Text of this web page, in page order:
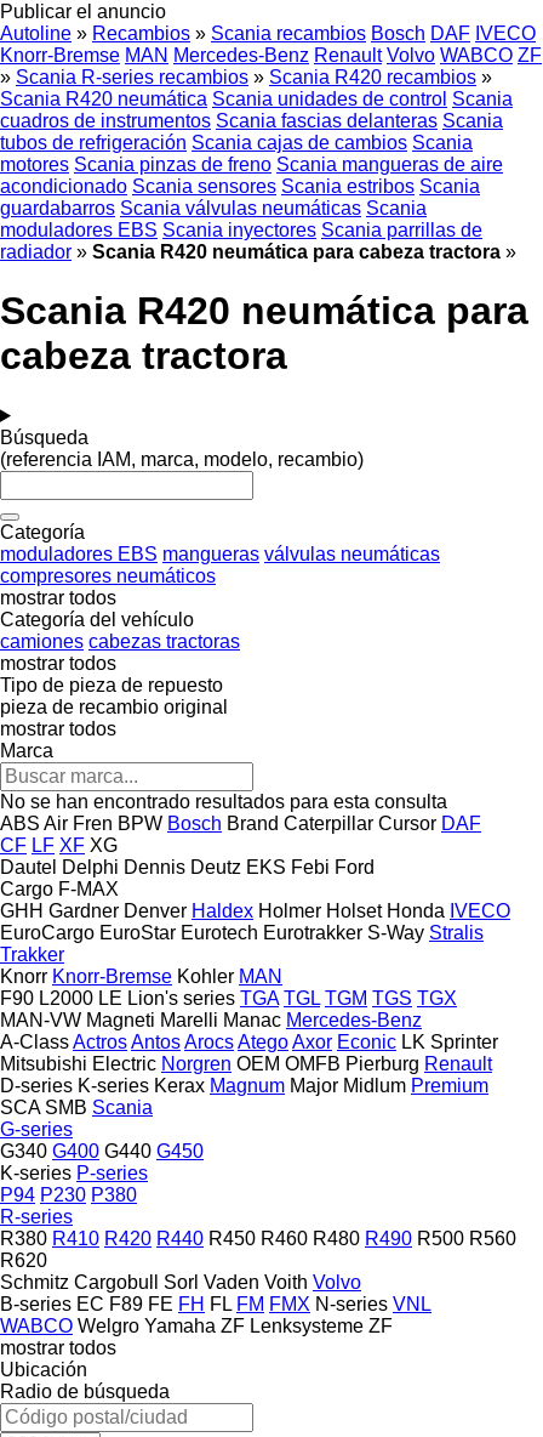
Publicar el anuncio
Autoline » Recambios » Scania recambios Bosch DAF IVECO
Knorr-Bremse MAN Mercedes-Benz Renault Volvo WABCO ZF
» Scania R-series recambios » Scania R420 recambios »
Scania R420 neumática Scania unidades de control Scania
cuadros de instrumentos Scania fascias delanteras Scania
tubos de refrigeración Scania cajas de cambios Scania
motores Scania pinzas de freno Scania mangueras de aire
acondicionado Scania sensores Scania estribos Scania
guardabarros Scania válvulas neumáticas Scania
moduladores EBS Scania inyectores Scania parrillas de
radiador » Scania R420 neumática para cabeza tractora »
Scania R420 neumática para
cabeza tractora
Búsqueda
(referencia IAM, marca, modelo, recambio)
Categoría
moduladores EBS mangueras válvulas neumáticas
compresores neumáticos
mostrar todos
Categoría del vehículo
camiones cabezas tractoras
mostrar todos
Tipo de pieza de repuesto
pieza de recambio original
mostrar todos
Marca
No se han encontrado resultados para esta consulta
ABS Air Fren BPW Bosch Brand Caterpillar Cursor DAF
CF LF XF XG
Dautel Delphi Dennis Deutz EKS Febi Ford
Cargo F-MAX
GHH Gardner Denver Haldex Holmer Holset Honda IVECO
EuroCargo EuroStar Eurotech Eurotrakker S-Way Stralis
Trakker
Knorr Knorr-Bremse Kohler MAN
F90 L2000 LE Lion's series TGA TGL TGM TGS TGX
MAN-VW Magneti Marelli Manac Mercedes-Benz
A-ClassActrosAntosArocsAtegoAxor Econic LK Sprinter
Mitsubishi Electric Norgren OEM OMFB Pierburg Renault
D-series K-series Kerax Magnum Major Midlum Premium
SCA SMB Scania
G-series
G340 G400 G440 G450
K-series P-series
P94 P230 P380
R-series
R380 R410 R420 R440 R450 R460 R480 R490 R500 R560
R620
Schmitz Cargobull
Sorl Vaden Voith Volvo
B-series EC F89 FE FH FL FM FMX N-series VNL
WABCO Welgro Yamaha ZF Lenksysteme ZF
mostrar todos
Ubicación
Radio de búsqueda